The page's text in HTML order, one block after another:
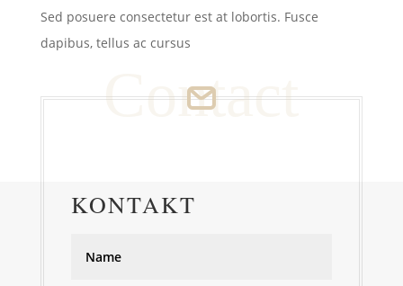
Sed posuere consectetur est at lobortis. Fusce
dapibus, tellus ac cursus
Contact
KONTAKT